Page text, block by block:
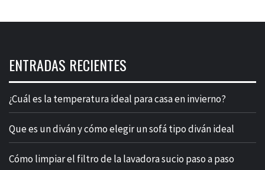
ENTRADAS RECIENTES
¿Cuál es la temperatura ideal para casa en invierno?
Que es un diván y cómo elegir un sofá tipo diván ideal
Cómo limpiar el filtro de la lavadora sucio paso a paso